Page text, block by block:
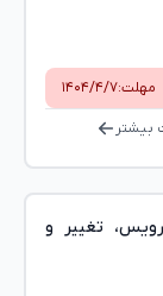
مهلت:۱۴۰۴/۴/۷
بیشتر
تغییر و